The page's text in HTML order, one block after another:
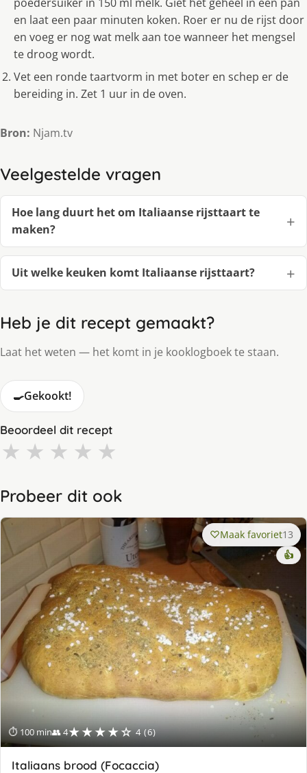
en laat een paar minuten koken. Roer er nu de rijst door
en voeg er nog wat melk aan toe wanneer het mengsel
te droog wordt.
Vet een ronde taartvorm in met boter en schep er de
bereiding in. Zet 1 uur in de oven.
Bron: Njam.tv
Veelgestelde vragen
Hoe lang duurt het om Italiaanse rijsttaart te
maken?
Uit welke keuken komt Italiaanse rijsttaart?
Heb je dit recept gemaakt?
Laat het weten — het komt in je kooklogboek te staan.
🍳Gekookt!
Beoordeel dit recept
★ ★ ★ ★ ★
Probeer dit ook
⏱ 100 min👥 4★★★★☆ 4 (6)
Maak favoriet13
👍
Italiaans brood (Focaccia)